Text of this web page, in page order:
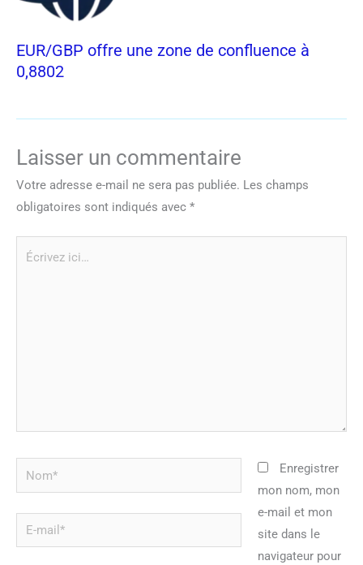
EUR/GBP offre une zone de confluence à
0,8802
Laisser un commentaire
Votre adresse e-mail ne sera pas publiée. Les champs
obligatoires sont indiqués avec *
Nom*
mail*
Enregistrer
mon nom, mon
e-mail et mon
site dans le
navigateur pour